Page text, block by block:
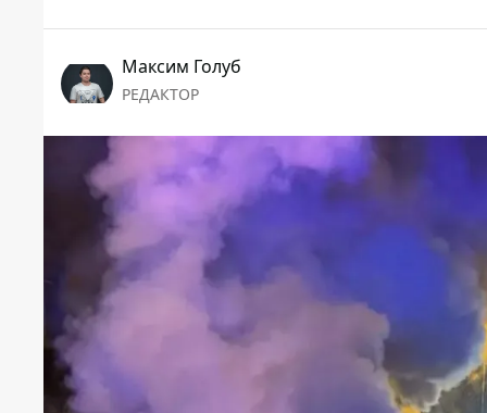
Максим Голуб
РЕДАКТОР